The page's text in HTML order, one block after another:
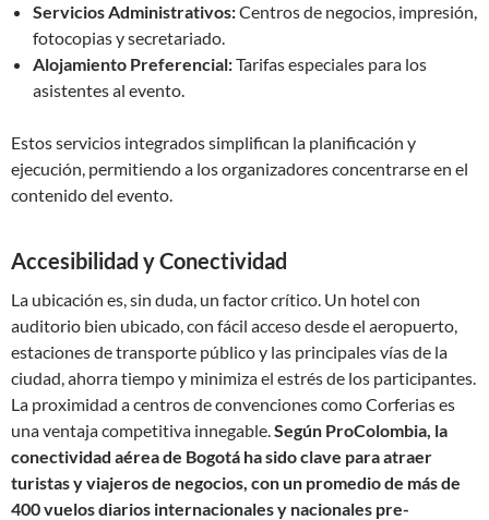
Servicios Administrativos:Centros de negocios, impresión,
fotocopias y secretariado.
Alojamiento Preferencial:Tarifas especiales para los
asistentes al evento.
Estos servicios integrados simplifican la planificación y
ejecución, permitiendo a los organizadores concentrarse en el
contenido del evento.
Accesibilidad y Conectividad
La ubicación es, sin duda, un factor crítico. Un hotel con
auditorio bien ubicado, con fácil acceso desde el aeropuerto,
estaciones de transporte público y las principales vías de la
ciudad, ahorra tiempo y minimiza el estrés de los participantes.
La proximidad a centros de convenciones como Corferias es
una ventaja competitiva innegable.Según ProColombia, la
conectividad aérea de Bogotá ha sido clave para atraer
turistas y viajeros de negocios, con un promedio de más de
400 vuelos diarios internacionales y nacionales pre-